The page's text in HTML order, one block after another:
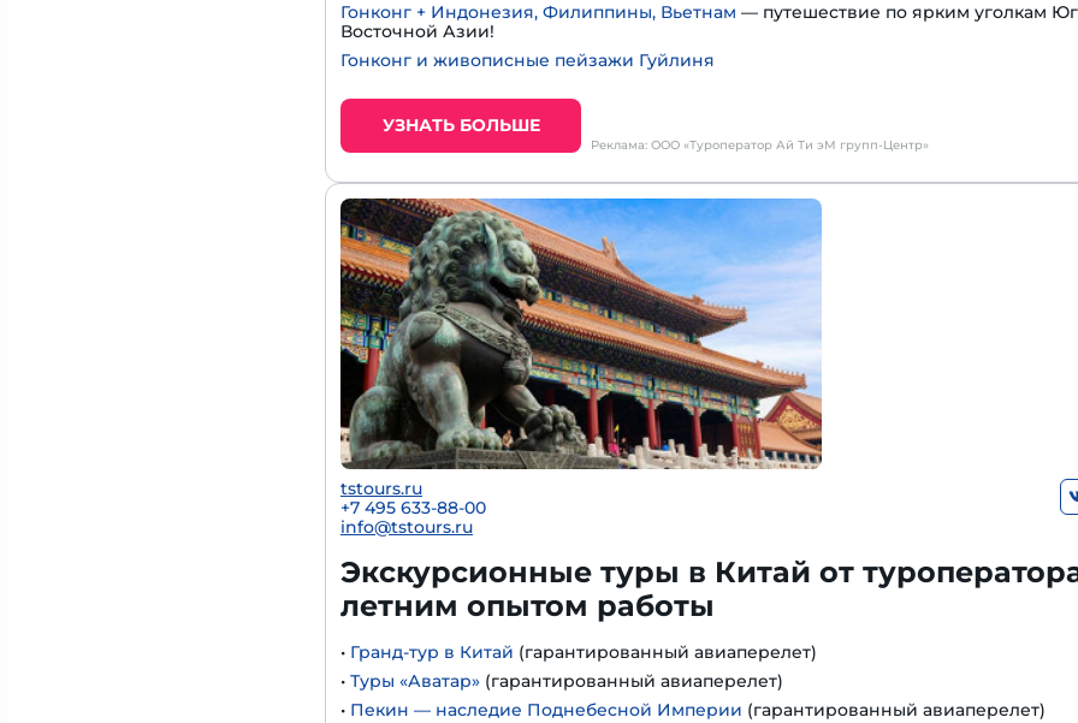
Гонконг + Индонезия, Филиппины, Вьетнам — путешествие по ярким уголкам
Восточной Азии!
Гонконг и живописные пейзажи Гуйлиня
УЗНАТЬ БОЛЬШЕ
Реклама: ООО «Туроператор Ай Ти эМ групп-Центр»
tstours.ru
+7 495 633-88-00
info@tstours.ru
Экскурсионные туры в Китай от
летним опытом работы
• Гранд-тур в Китай (гарантированный авиаперелет)
• Туры «Аватар» (гарантированный авиаперелет)
• Пекин — наследие Поднебесной Империи (гарантированный авиаперелет)